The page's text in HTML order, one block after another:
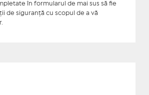
în formularul de mai sus să fie
de siguranţă cu scopul de a vă